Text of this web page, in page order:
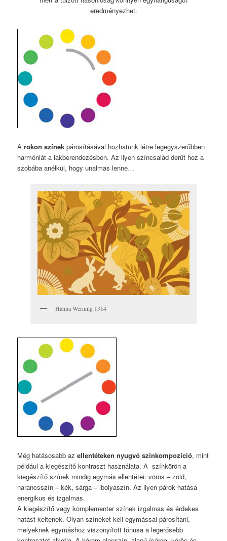
eredményezhet.
Arokon színek párosításával hozhatunk létre legegyszerűbben
harmóniát a lakberendezésben. Az ilyen színcsalád derűt hoz a
szobába anélkül, hogy unalmas lenne…
Hanna Werning 1314
Még hatásosabb azellentéteken nyugvó színkompozíció, mint
például a kiegészítő kontraszt használata. A színkörön a
kiegészítő színek mindig egymás ellentétei: vörös – zöld,
narancsszín – kék, sárga – ibolyaszín. Az ilyen párok hatása
energikus és izgalmas.
A kiegészítő vagy komplementer színek izgalmas és érdekes
hatást keltenek. Olyan színeket kell egymással párosítani,
melyeknek egymáshoz viszonyított tónusa a legerősebb